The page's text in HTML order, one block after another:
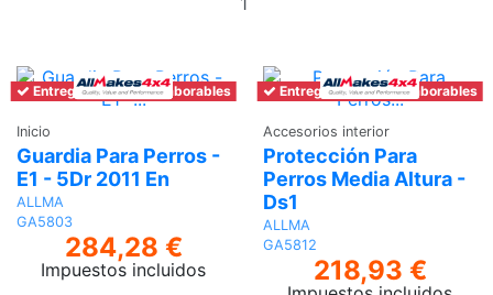
Entrega en 6-7 días laborables
Inicio
Guardia Para Perros -
E1 - 5Dr 2011 En
ALLMA
GA5803
284,28 €
Impuestos incluidos
Entrega en 6-7 días laborables
Accesorios interior
Protección Para
Perros Media Altura -
Ds1
ALLMA
GA5812
218,93 €